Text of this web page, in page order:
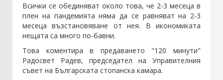
Всички се обединяват около това, че 2-3 месеца в
плен на пандемията няма да се равняват на 2-3
месеца възстановяване от нея. В икономиката
нещата са много по-бавни.
Това коментира в предаването "120 минути"
Радосвет Радев, председател на Управителния
съвет на Българската стопанска камара.